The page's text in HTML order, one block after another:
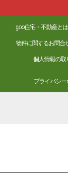
goo住宅・不動産とは
物件に関するお問合
個人情報の取
プライバシー